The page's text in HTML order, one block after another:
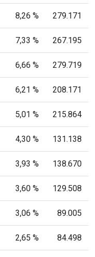
8,26 % 279.171
7,33 % 267.195
6,66 % 279.719
6,21 % 208.171
5,01 % 215.864
4,30 % 131.138
3,93 % 138.670
3,60 % 129.508
3,06 % 89.005
2,65 % 84.498